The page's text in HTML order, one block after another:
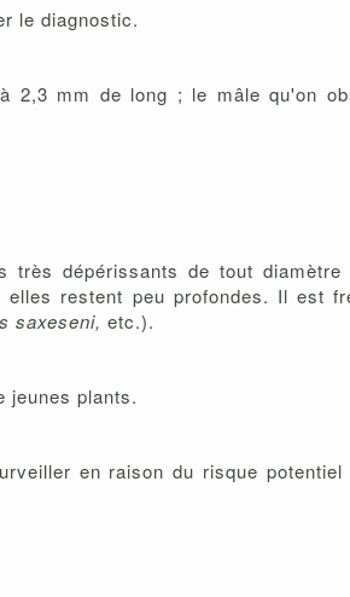
le diagnostic.
2,3 mm de long ; le mâle qu'on
dépérissants de tout
restent peu profondes. Il est
saxeseni, etc.).
jeunes plants.
en raison du risque